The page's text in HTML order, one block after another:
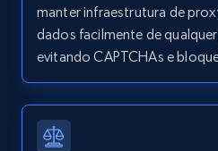
and more.
manter infraestrutura de
dados facilmente de
evitando CAPTCHAs e